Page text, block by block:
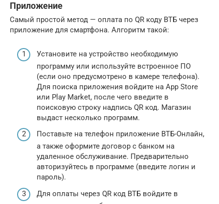
Приложение
Самый простой метод — оплата по QR коду ВТБ через
приложение для смартфона. Алгоритм такой:
Установите на устройство необходимую
программу или используйте встроенное ПО
(если оно предусмотрено в камере телефона).
Для поиска приложения войдите на App Store
или Play Market, после чего введите в
поисковую строку надпись QR код. Магазин
выдаст несколько программ.
Поставьте на телефон приложение ВТБ-Онлайн,
а также оформите договор с банком на
удаленное обслуживание. Предварительно
авторизуйтесь в программе (введите логин и
пароль).
Для оплаты через QR код ВТБ войдите в